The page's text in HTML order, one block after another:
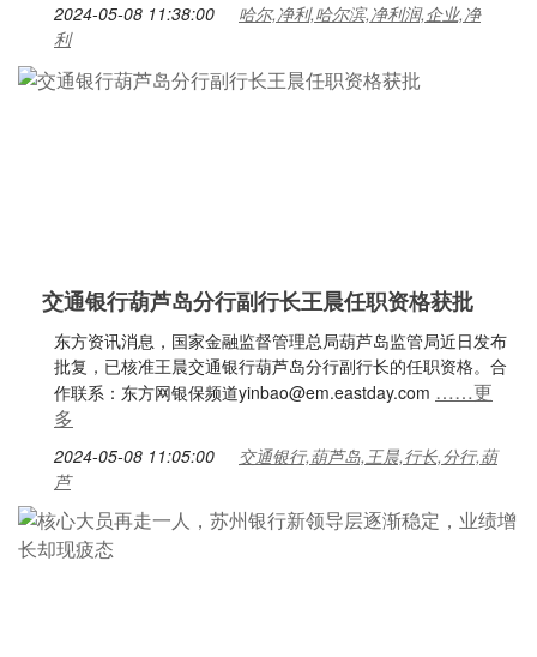
2024-05-08 11:38:00
哈尔,净利,哈尔滨,净利润,企业,净
利
交通银行葫芦岛分行副行长王晨任职资格获批
东方资讯消息，国家金融监督管理总局葫芦岛监管局近日发布
批复，已核准王晨交通银行葫芦岛分行副行长的任职资格。合
作联系：东方网银保频道yinbao@em.eastday.com ……更
多
2024-05-08 11:05:00
交通银行,葫芦岛,王晨,行长,分行,葫
芦